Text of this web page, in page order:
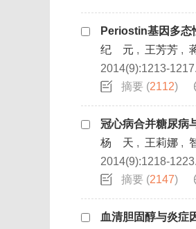
Periostin基因多态
纪 元 , 王芳芳 ,
2014(9):1213-1217.
摘要 (2112)
冠心病合并糖尿病
杨 天 , 王莉娜 ,
2014(9):1218-1223.
摘要 (2147)
血清胆固醇与炎症